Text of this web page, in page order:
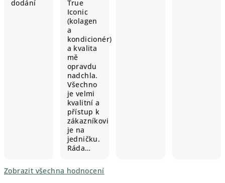
dodání
True
Iconic
(kolagen
a
kondicionér)
a kvalita
mě
opravdu
nadchla.
Všechno
je velmi
kvalitní a
přístup k
zákazníkovi
je na
jedničku.
Ráda…
Zobrazit všechna hodnocení